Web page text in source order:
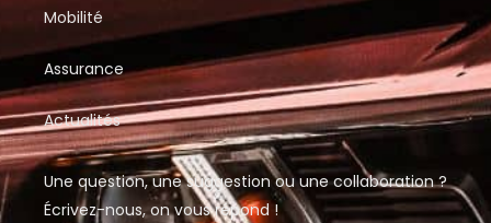
Mobilité
Assurance
Actualités
Une question, une suggestion ou une collaboration ?
Écrivez-nous, on vous répond !